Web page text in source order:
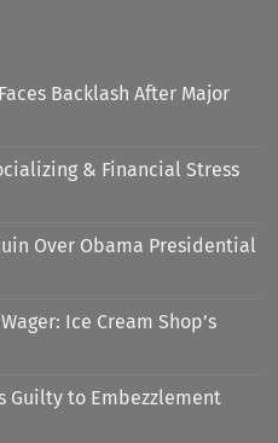
Backlash After Major
& Financial Stress
Over Obama Presidential
Ice Cream Shop’s
Guilty to Embezzlement